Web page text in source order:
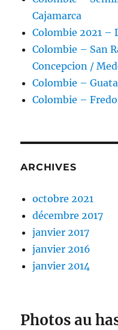
Cajamarca
Colombie 2021 –
Colombie – San
Concepcion /
Colombie –
Colombie –
ARCHIVES
octobre 2021
décembre 2017
janvier 2017
janvier 2016
janvier 2014
Photos au